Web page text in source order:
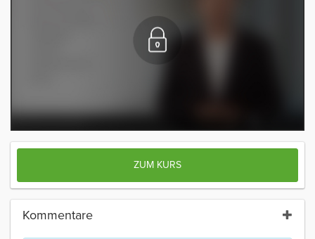
ZUM KURS
Kommentare